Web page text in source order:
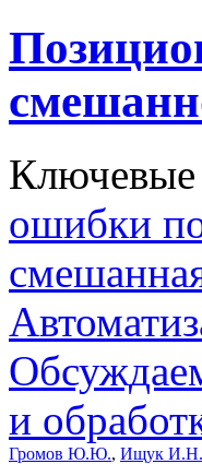
Ключевые
ошибки
и
Громов Ю.Ю., Ищук И.Н.